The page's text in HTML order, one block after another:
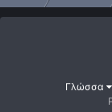
Γλώσσα